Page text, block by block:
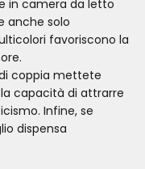
in camera da letto
anche solo
favoriscono la
coppia mettete
capacità di attrarre
Infine, se
dispensa